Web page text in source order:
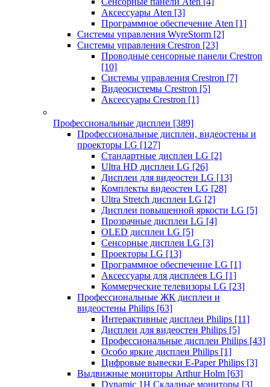
Аксессуары Aten [3]
Программное обеспечение Aten [1]
Системы управления WyreStorm [2]
Системы управления Crestron [23]
Проводные сенсорные панели Crestron
[10]
Системы управления Crestron [7]
Видеосистемы Crestron [5]
Аксессуары Crestron [1]
Профессиональные дисплеи [389]
Профессиональные дисплеи, видеостены и
проекторы LG [127]
Стандартные дисплеи LG [2]
Ultra HD дисплеи LG [26]
Дисплеи для видеостен LG [13]
Комплекты видеостен LG [28]
Ultra Stretch дисплеи LG [2]
Дисплеи повышенной яркости LG [5]
Прозрачные дисплеи LG [4]
OLED дисплеи LG [5]
Сенсорные дисплеи LG [3]
Проекторы LG [13]
Программное обеспечение LG [1]
Аксессуары для дисплеев LG [1]
Коммерческие телевизоры LG [23]
Профессиональные ЖК дисплеи и
видеостены Philips [63]
Интерактивные дисплеи Philips [11]
Дисплеи для видеостен Philips [5]
Профессиональные дисплеи Philips [43]
Особо яркие дисплеи Philips [1]
Цифровые вывески E-Paper Philips [3]
Выдвижные мониторы Arthur Holm [63]
Dynamic 1Н Складные мониторы [3]